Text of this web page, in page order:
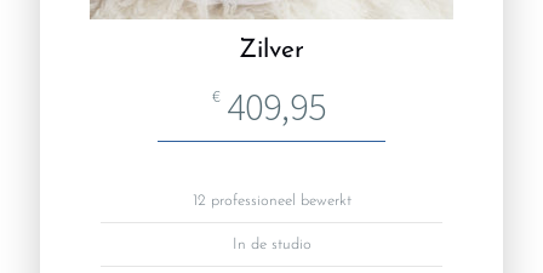
Zilver
€ 409,95
12 professioneel bewerkt
In de studio